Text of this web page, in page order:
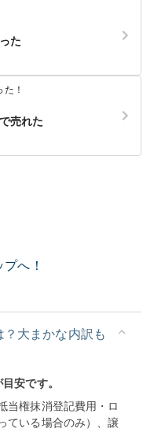
た
！
売れた
へ！
大まかな内訳も
安です。
当権抹消登記費用・ロ
ている場合のみ）、譲